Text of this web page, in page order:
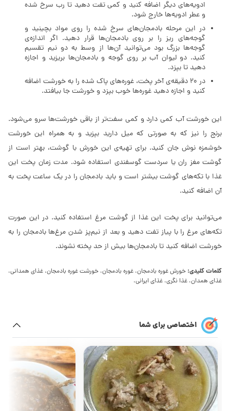
ادویه‌های دیگر اضافه کنید و کمی تفت دهید تا رب سرخ شده
و عطر ادویه‌ها خارج شود.
در این مرحله بادمجان‌های سرخ شده را روی مواد بچینید و
گوجه‌های ریز را بر روی بادمجان‌ها قرار دهید. اگر اندازه‌ی
گوجه‌ها بزرگ بود می‌توانید آن‌ها از وسط به دو نیم تقسیم
کنید. دو لیوان آب بر روی گوجه و بادمجان‌ها بریزید و اجازه
دهید تا بپزد.
در 20 دقیقه‌ی آخر پخت، غوره‌های پاک شده را به خورشت اضافه
کنید و اجازه دهید غوره‌ها خوب بپزد و خورشت جا بیافتد.
این خورشت آب کمی دارد و کمی سفت‌تر از باقی خورشت‌ها سرو می‌شود.
برنج را نیز که به صورتی که میل دارید بپزید و به همراه این خورشت
خوشمزه نوش جان کنید. برای تهیه‌ی این خورش با گوشت، بهتر است از
گوشت مغز ران یا سردست گوسفندی استفاده شود. مدت زمان پخت این
غذا با تکه‌های گوشت بیشتر است و باید بادمجان را در یک ساعت پخت به
آن اضافه کنید.
می‌توانید برای پخت این غذا از گوشت مرغ استفاده کنید. در این صورت
تکه‌های مرغ را با پیاز تفت دهید و بعد از نیم‌پز شدن مرغ‌ها بادمجان را به
خورشت اضافه کنید تا بادمجان‌ها بیش از حد پخته نشوند.
کلمات کلیدی: خورش غوره بادمجان، غوره بادمجان، خورشت غوره بادمجان، غذای همدانی،
غذای همدان، غذا نگری، غذای ایرانی،
اختصاصی برای شما